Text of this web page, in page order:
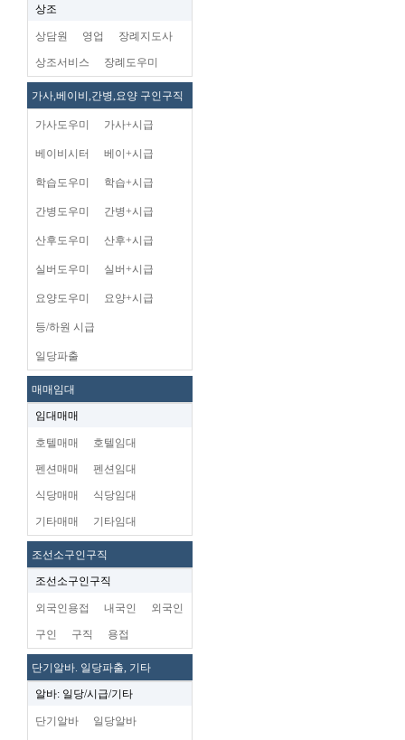
상조
상담원 영업 장례지도사
상조서비스 장례도우미
가사,베이비,간병,요양 구인구직
가사도우미 가사+시급
베이비시터 베이+시급
학습도우미 학습+시급
간병도우미 간병+시급
산후도우미 산후+시급
실버도우미 실버+시급
요양도우미 요양+시급
등/하원 시급
일당파출
매매임대
임대매매
호텔매매 호텔임대
펜션매매 펜션임대
식당매매 식당임대
기타매매 기타임대
조선소구인구직
조선소구인구직
외국인용접 내국인 외국인
구인 구직 용접
단기알바. 일당파출, 기타
알바: 일당/시급/기타
단기알바 일당알바